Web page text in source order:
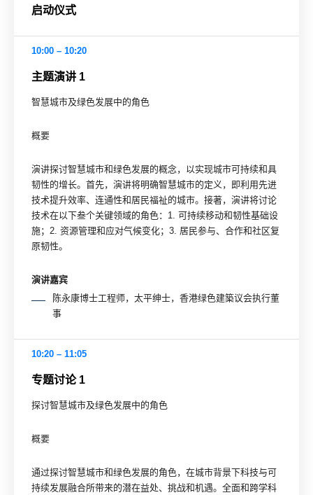
启动仪式
10:00 – 10:20
主题演讲 1
智慧城市及绿色发展中的角色
概要
演讲探讨智慧城市和绿色发展的概念，以实现城市可持续和具
韧性的增长。首先，演讲将明确智慧城市的定义，即利用先进
技术提升效率、连通性和居民福祉的城市。接著，演讲将讨论
技术在以下叁个关键领域的角色：1. 可持续移动和韧性基础设
施；2. 资源管理和应对气候变化；3. 居民参与、合作和社区复
原韧性。
演讲嘉宾
陈永康博士工程师，太平绅士，香港绿色建築议会执行董
事
10:20 – 11:05
专题讨论 1
探讨智慧城市及绿色发展中的角色
概要
通过探讨智慧城市和绿色发展的角色，在城市背景下科技与可
持续发展融合所带来的潜在益处、挑战和机遇。全面和跨学科